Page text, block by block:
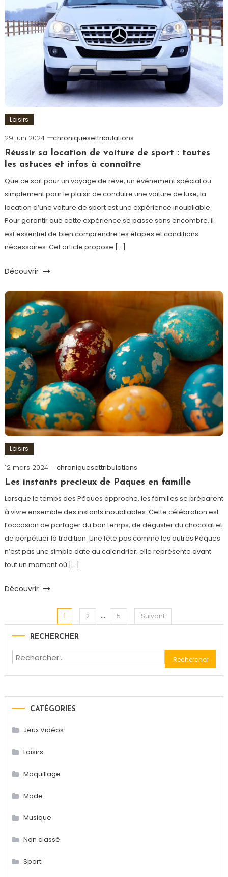
Loisirs
29 juin 2024
chroniquesettribulations
Réussir sa location de voiture de sport : toutes
les astuces et infos à connaître
Que ce soit pour un voyage de rêve, un événement spécial ou
simplement pour le plaisir de conduire une voiture de luxe, la
location d’une voiture de sport est une expérience inoubliable.
Pour garantir que cette expérience se passe sans encombre, il
est essentiel de bien comprendre les étapes et conditions
nécessaires. Cet article propose […]
Découvrir
Loisirs
12 mars 2024
chroniquesettribulations
Les instants precieux de Paques en famille
Lorsque le temps des Pâques approche, les familles se préparent
à vivre ensemble des instants inoubliables. Cette célébration est
l’occasion de partager du bon temps, de déguster du chocolat et
de perpétuer la tradition. Une fête pas comme les autres Pâques
n’est pas une simple date au calendrier; elle représente avant
tout un moment où […]
Découvrir
Navigation
articles
1 2 … 5 Suivant
RECHERCHER
Rechercher :
CATÉGORIES
Jeux Vidéos
Loisirs
Maquillage
Mode
Musique
Non classé
Sport